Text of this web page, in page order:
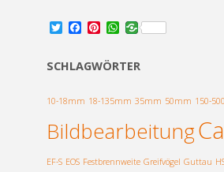
T
t
r
F
e
o
P
t
e
t
W
t
p
SCHLAGWÖRTER
10-18mm 18-135mm 35mm 50mm 150-
Bildbearbeitung
EF-S EOS Festbrennweite Greifvögel Guttau